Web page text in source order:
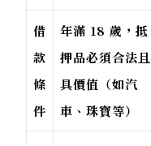
借
款
條
件
年滿 18 歲，抵
押品必須合法且
具價值（如汽
車、珠寶等）